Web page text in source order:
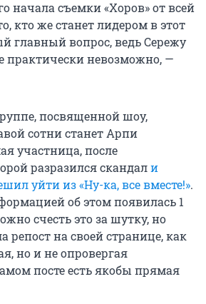
начала съемки «Хоров» от всей
кто же станет лидером в этот
главный вопрос, ведь Сережу
практически невозможно, —
посвященной шоу,
сотни станет Арпи
участница, после
разразился скандали
уйти из «Ну-ка, все вместе!».
об этом появилась 1
счесть это за шутку, но
репост на своей странице, как
но и не опровергая
посте есть якобы прямая